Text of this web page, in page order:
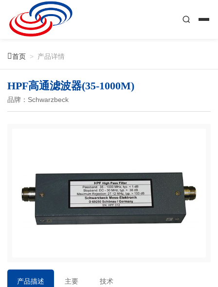
首页 > 产品详情
HPF高通滤波器(35-1000M)
品牌：Schwarzbeck
产品描述
主要
技术